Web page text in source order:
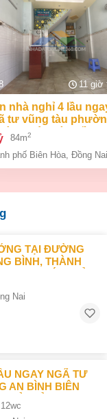
11
tư vũng tàu
bình biên hòa đồng
4 tỷ
84m2
phố Biên Hòa Đồng Nai
BÌNH, THÀNH
NAI GIÁ 52 TỶ
Nai
AN BÌNH BIÊN
4 TỶ
12wc